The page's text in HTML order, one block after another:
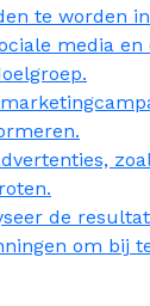
te worden in
media
de
om bij